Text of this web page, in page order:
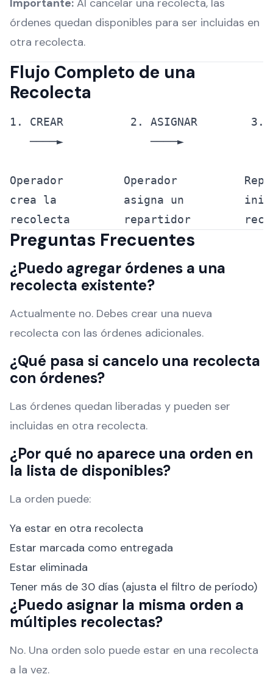
Importante: Al cancelar una recolecta, las
órdenes quedan disponibles para ser incluidas en
otra recolecta.
Flujo Completo de una
Recolecta
1. CREAR          2. ASIGNAR        3.
────►             ────►
Operador         Operador
crea la          asigna un
Preguntas Frecuentes
¿Puedo agregar órdenes a una
recolecta existente?
Actualmente no. Debes crear una nueva
recolecta con las órdenes adicionales.
¿Qué pasa si cancelo una recolecta
con órdenes?
Las órdenes quedan liberadas y pueden ser
incluidas en otra recolecta.
¿Por qué no aparece una orden en
la lista de disponibles?
La orden puede:
Ya estar en otra recolecta
Estar marcada como entregada
Estar eliminada
Tener más de 30 días (ajusta el filtro de período)
¿Puedo asignar la misma orden a
múltiples recolectas?
No. Una orden solo puede estar en una recolecta
a la vez.